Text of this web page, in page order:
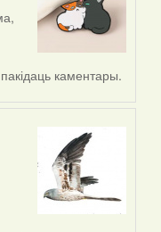
каментары.